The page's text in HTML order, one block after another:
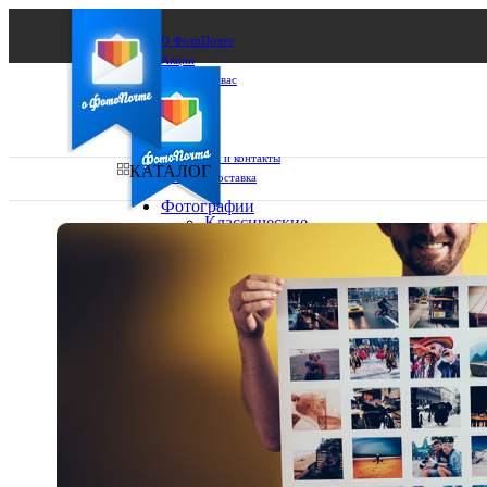
О ФотоПочте
Акции
Сделаем за вас
Бизнесу
FAQ
Франшиза
Поддержка и контакты
Оплата и доставка
Ваш регион доставки
Выберите из списка:
КАТАЛОГ
Фотографии
Классические
10х15
13х18
15х15
15х20
20х20
20х30
30х30
30х40
А4